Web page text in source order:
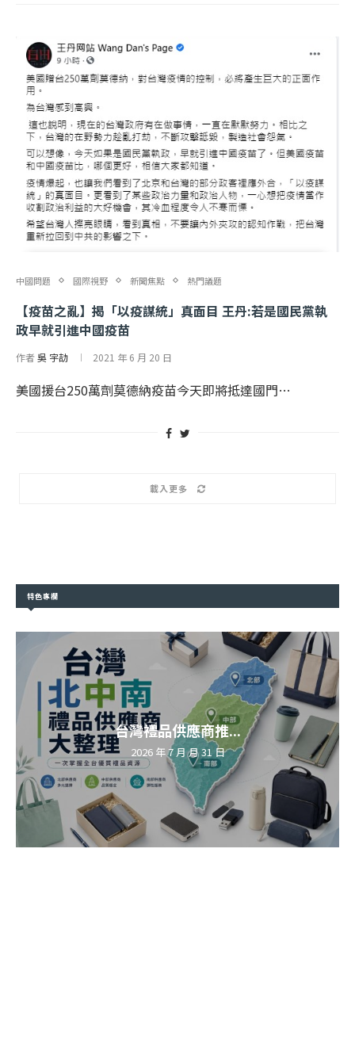
中國問題 國際視野 新聞焦點 熱門議題
【疫苗之亂】揭「以疫謀統」真面目 王丹:若是國民黨執
政早就引進中國疫苗
作者吳 宇劼 2021 年 6 月 20 日
美國援台250萬劑莫德納疫苗今天即將抵達國門…
載入更多
特色專欄
台灣禮品供應商推...
2026 年 7 月 月 31 日